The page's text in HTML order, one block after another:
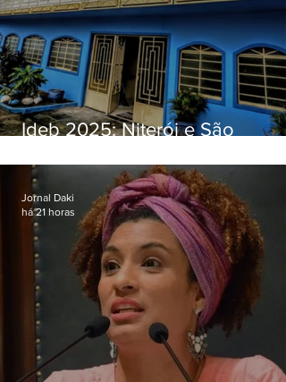
Ideb 2025: Niterói e São
distintos no ensino médio; veja
Jornal Daki
há 21 horas